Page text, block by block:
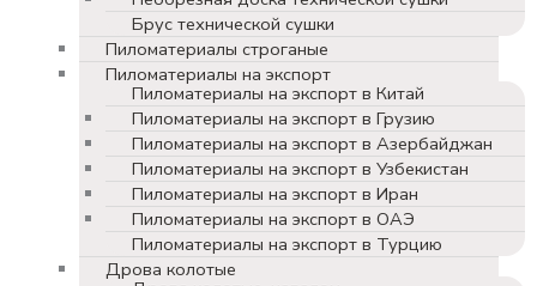
Брус технической сушки
Пиломатериалы строганые
Пиломатериалы на экспорт
Пиломатериалы на экспорт в Китай
Пиломатериалы на экспорт в Грузию
Пиломатериалы на экспорт в Азербайджан
Пиломатериалы на экспорт в Узбекистан
Пиломатериалы на экспорт в Иран
Пиломатериалы на экспорт в ОАЭ
Пиломатериалы на экспорт в Турцию
Дрова колотые